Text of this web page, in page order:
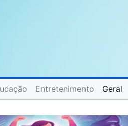
Entretenimento Geral